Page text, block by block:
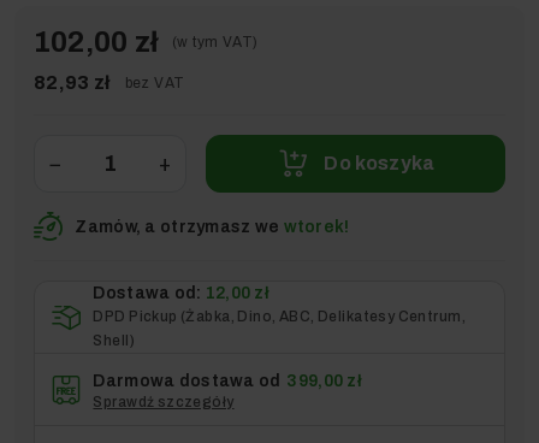
102,00 zł (w tym VAT)
82,93 zł bez VAT
− + Do koszyka
Zamów, a otrzymasz we wtorek!
Dostawa od: 12,00 zł
DPD Pickup (Żabka, Dino, ABC, Delikatesy Centrum,
Shell)
Darmowa dostawa od 399,00 zł
Sprawdź szczegóły